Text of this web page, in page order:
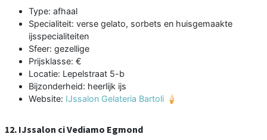
Type: afhaal
Specialiteit: verse gelato, sorbets en huisgemaakte
ijsspecialiteiten
Sfeer: gezellige
Prijsklasse: €
Locatie: Lepelstraat 5-b
Bijzonderheid: heerlijk ijs
Website: IJssalon Gelateria Bartoli 🍦
12. IJssalon ci Vediamo Egmond